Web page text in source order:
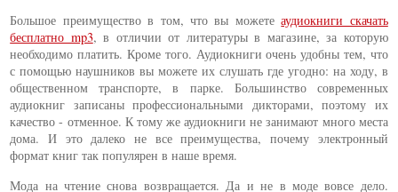
Большое преимущество в том, что вы можетеаудиокниги скачать
бесплатно mp3, в отличии от литературы в магазине, за которую
необходимо платить. Кроме того. Аудиокниги очень удобны тем, что
с помощью наушников вы можете их слушать где угодно: на ходу, в
общественном транспорте, в парке. Большинство современных
аудиокниг записаны профессиональными дикторами, поэтому их
качество - отменное. К тому же аудиокниги не занимают много места
дома. И это далеко не все преимущества, почему электронный
формат книг так популярен в наше время.
Мода на чтение снова возвращается. Да и не в моде вовсе дело.